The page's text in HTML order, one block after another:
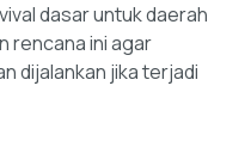
dasar untuk daerah
rencana ini agar
dijalankan jika terjadi